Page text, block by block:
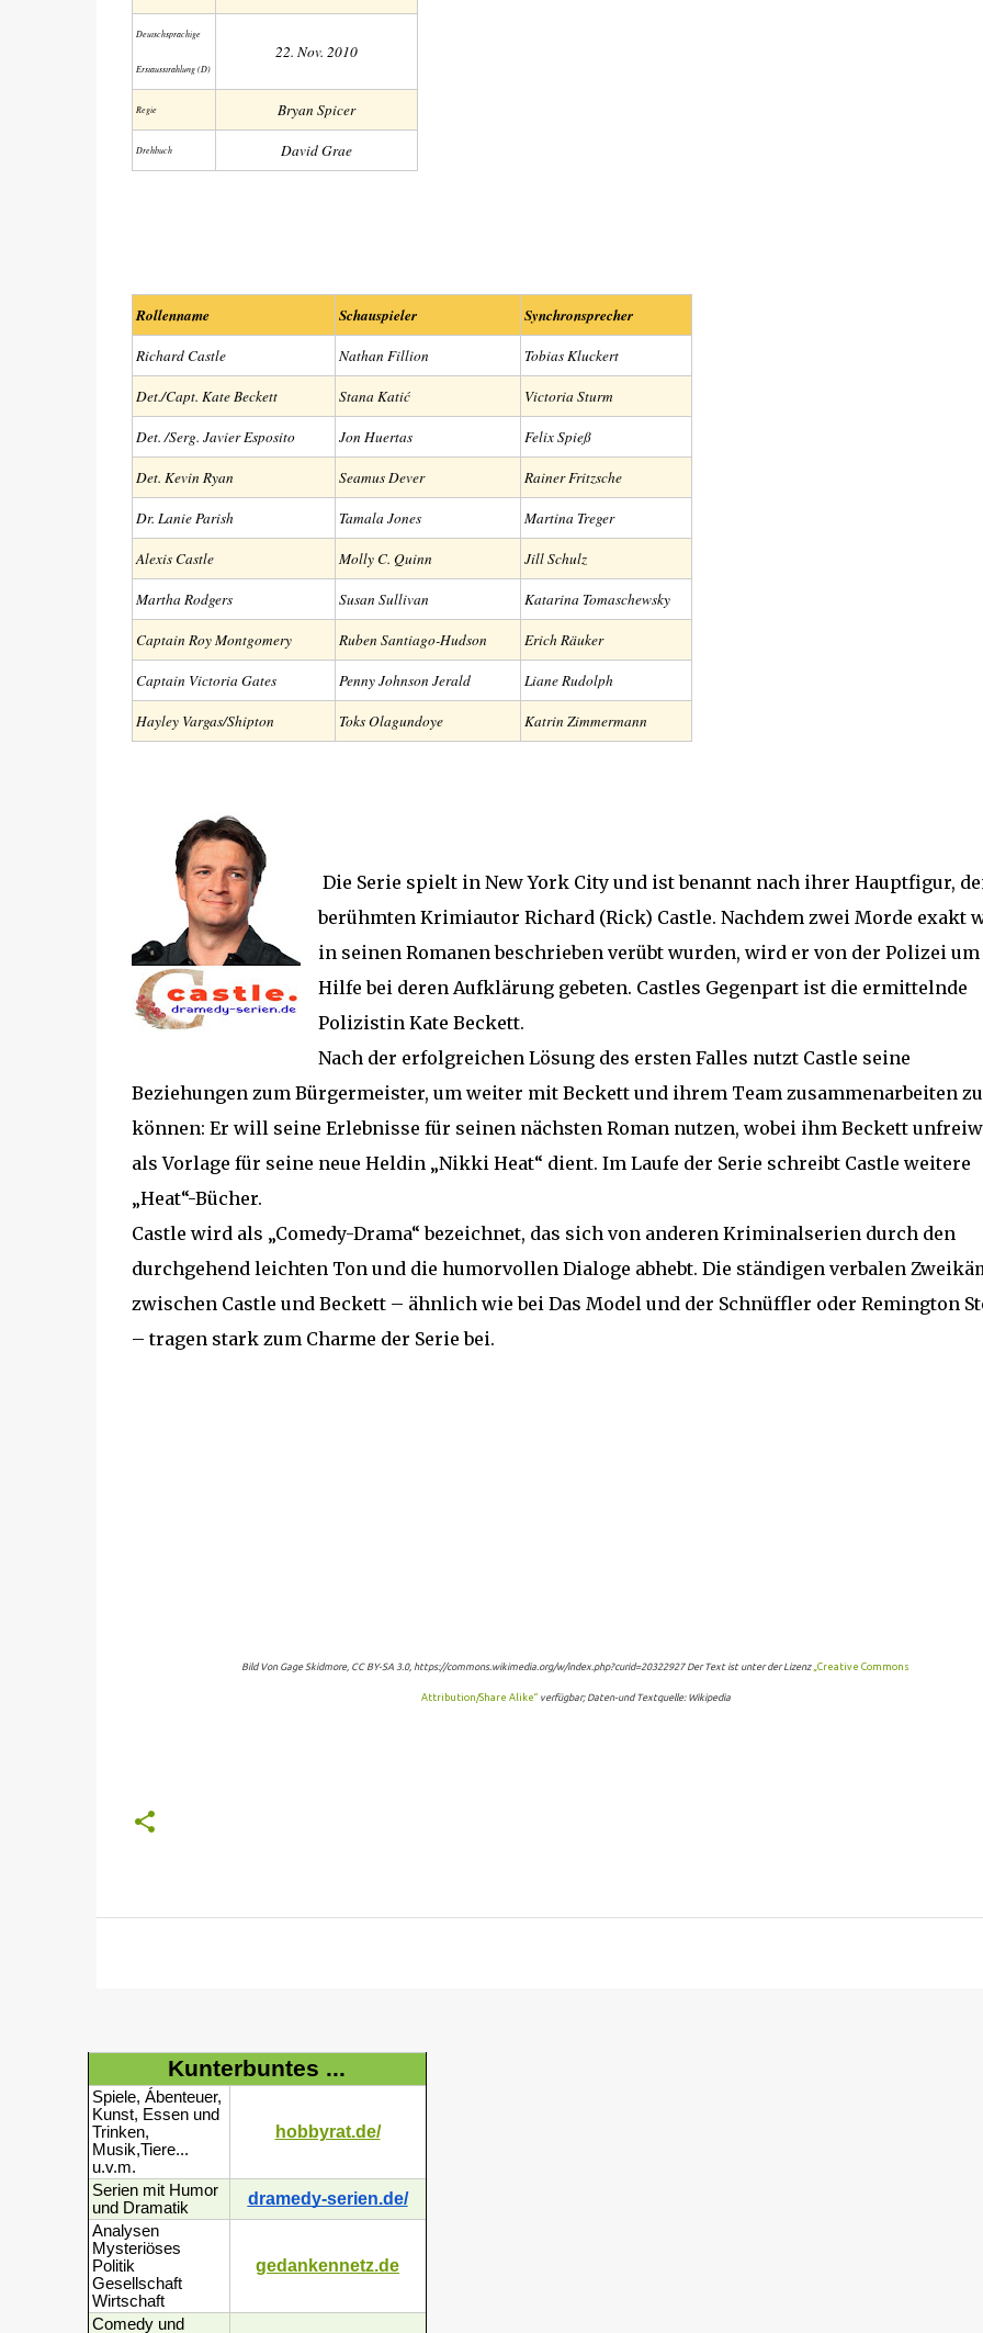
Deutsch­sprachige
Erstaus­strahlung (D)
22. Nov. 2010
Regie Bryan Spicer
Drehbuch David Grae
Rollenname Schauspieler Synchronsprecher
Richard Castle Nathan Fillion Tobias Kluckert
Det./Capt. Kate Beckett Stana Katić Victoria Sturm
Det. /Serg. Javier Esposito Jon Huertas Felix Spieß
Det. Kevin Ryan Seamus Dever Rainer Fritzsche
Dr. Lanie Parish Tamala Jones Martina Treger
Alexis Castle Molly C. Quinn Jill Schulz
Martha Rodgers Susan Sullivan Katarina Tomaschewsky
Captain Roy Montgomery Ruben Santiago-Hudson Erich Räuker
Captain Victoria Gates Penny Johnson Jerald Liane Rudolph
Hayley Vargas/Shipton Toks Olagundoye Katrin Zimmermann
Die Serie spielt in New York City und ist benannt nach ihrer Hauptfigur,
berühmten Krimiautor Richard (Rick) Castle. Nachdem zwei Morde exakt
in seinen Romanen beschrieben verübt wurden, wird er von der Polizei um
Hilfe bei deren Aufklärung gebeten. Castles Gegenpart ist die ermittelnde
Polizistin Kate Beckett.
Nach der erfolgreichen Lösung des ersten Falles nutzt Castle seine
Beziehungen zum Bürgermeister, um weiter mit Beckett und ihrem Team zusammenarbeiten zu
können: Er will seine Erlebnisse für seinen nächsten Roman nutzen, wobei ihm Beckett
als Vorlage für seine neue Heldin „Nikki Heat“ dient. Im Laufe der Serie schreibt Castle weitere
„Heat“-Bücher.
Castle wird als „Comedy-Drama“ bezeichnet, das sich von anderen Kriminalserien durch den
durchgehend leichten Ton und die humorvollen Dialoge abhebt. Die ständigen verbalen
zwischen Castle und Beckett – ähnlich wie bei Das Model und der Schnüffler oder Remington
– tragen stark zum Charme der Serie bei.
Bild Von Gage Skidmore, CC BY-SA 3.0, https://commons.wikimedia.org/w/index.php?curid=20322927 Der Text ist unter der Lizenz „Creative Commons
Attribution/Share Alike“verfügbar; Daten-und Textquelle: Wikipedia
Kunterbuntes ...
Spiele, Ábenteuer,
Kunst, Essen und
Trinken,
Musik,Tiere...
u.v.m.
hobbyrat.de/
Serien mit Humor
und Dramatik
dramedy-serien.de/
Analysen
Mysteriöses
Politik
Gesellschaft
Wirtschaft
gedankennetz.de
Comedy und